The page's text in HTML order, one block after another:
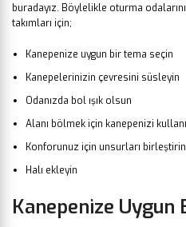
buradayız. Böylelikle oturma
takımları için;
Kanepenize uygun bir tema seçin
Kanepelerinizin çevresini süsleyin
Odanızda bol ışık olsun
Alanı bölmek için kanepenizi
Konforunuz için unsurları birleştirin
Halı ekleyin
Kanepenize Uygun